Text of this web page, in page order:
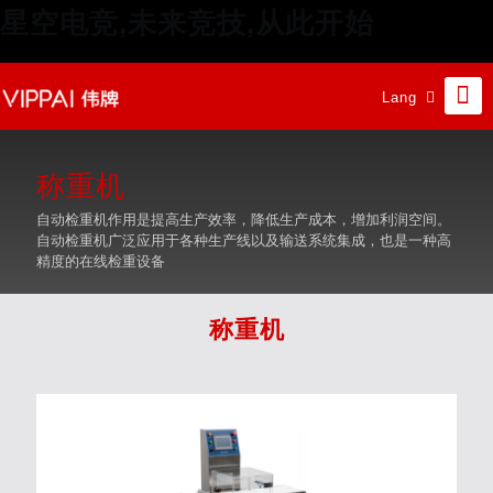
Lang
称重机
自动检重机作用是提高生产效率，降低生产成本，增加利润空间。
自动检重机广泛应用于各种生产线以及输送系统集成，也是一种高
精度的在线检重设备
称重机